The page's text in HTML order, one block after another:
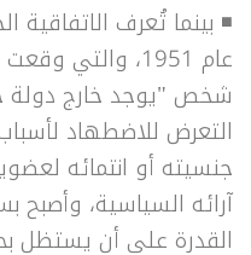
◾ بينما تُعرف الاتفاقية
عام 1951، والتي
شخص "يوجد خارج دولة
التعرض للاضطهاد
جنسيته أو انتمائه
آرائه السياسية،
القدرة على أن يستظل